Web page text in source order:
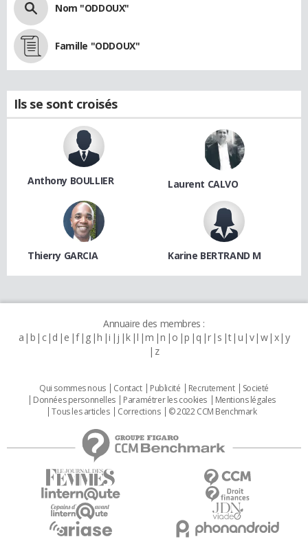
Nom "ODDOUX"
Famille "ODDOUX"
Ils se sont croisés
Anthony BOULLIER Laurent CALVO
Thierry GARCIA Karine BERTRAND M
Annuaire des membres :
a b c d e f g h i j k l m n o p q r s t u v w x y
z
Qui sommes nous Contact Publicité Recrutement
Societé
Données personnelles
Paramétrer les cookies
Mentions légales
Tous les articles
Corrections © 2022 CCM Benchmark